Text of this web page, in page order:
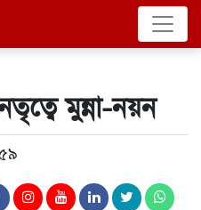
মুন্না-নয়ন